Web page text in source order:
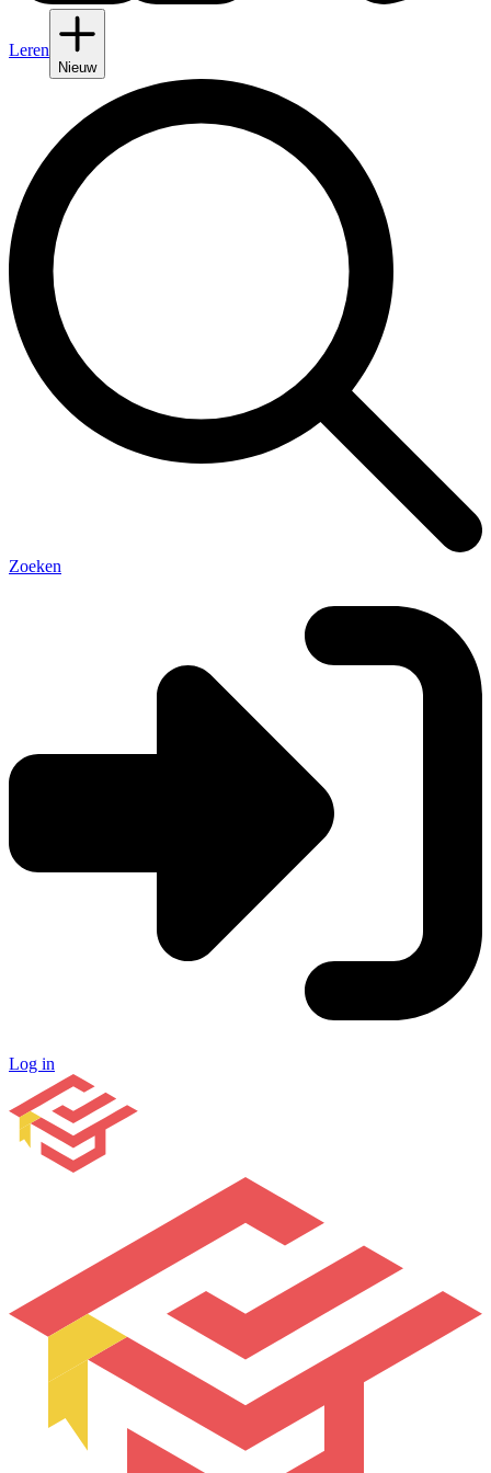
Leren
Nieuw
Zoeken
Log in